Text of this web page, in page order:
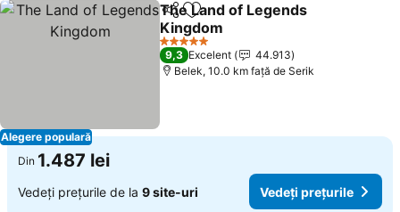
Alegere populară
DistribuițiAdăugaţi la favorite
The Land of Legends
Kingdom
5 Stele
9,3 Excelent
44.913
Belek, 10.0 km faţă de Serik
Din 1.487 lei
Vedeți prețurile de la 9 site-uri Vedeți prețurile